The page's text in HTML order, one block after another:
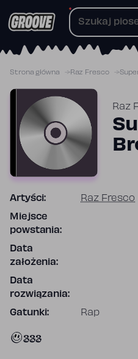
do
Strona główna Raz Fresco
Raz
Artyści: Raz Fresco
Miejsce
powstania:
Data
założenia:
Data
rozwiązania:
Gatunki: Rap
333